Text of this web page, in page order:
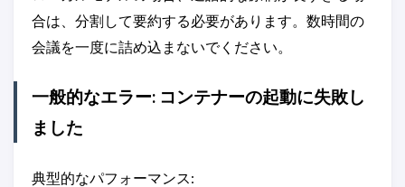
合は、分割して要約する必要があります。数時間の
会議を一度に詰め込まないでください。
一般的なエラー: コンテナーの起動に失敗し
ました
典型的なパフォーマンス: